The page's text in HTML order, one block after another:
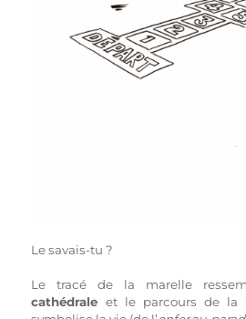
Le savais-tu ?
Le tracé de la marelle
cathédrale et le parcours de la